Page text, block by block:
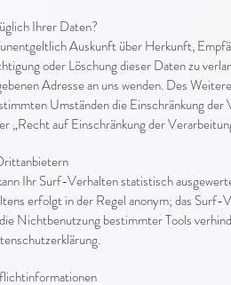
Ihrer Daten?
Auskunft über Herkunft,
oder Löschung dieser Daten zu
Adresse an uns wenden. Des
Umständen die Einschränkung
„Recht auf Einschränkung der
Ihr Surf-Verhalten statistisch
erfolgt in der Regel anonym; das Surf-
Nichtbenutzung bestimmter Tools